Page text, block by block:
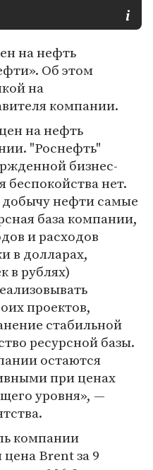
на нефть
Об этом
на
компании.
на нефть
"Роснефть"
бизнес-
беспокойства нет.
нефти самые
база компании,
и расходов
в долларах,
в рублях)
проектов,
стабильной
ресурсной базы.
остаются
при ценах
уровня», —
компании
Brent за 9